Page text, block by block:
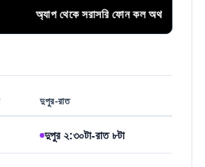
অ্যাপ থেকে সরাসরি ফোন কল অথবা অনলাইনে
দুপুর-রাত
দুপুর ২:৩০টা-রাত ৮টা